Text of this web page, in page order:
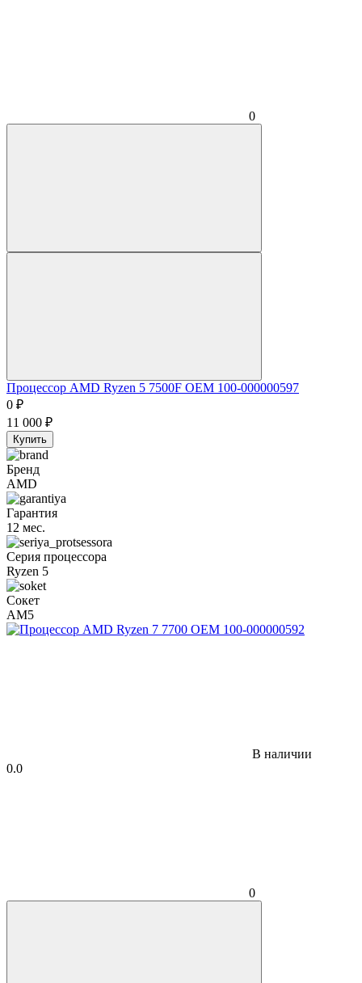
0
Процессор AMD Ryzen 5 7500F OEM 100-000000597
0 ₽
11 000 ₽
Купить
Бренд
AMD
Гарантия
12 мес.
Серия процессора
Ryzen 5
Сокет
AM5
В наличии
0.0
0